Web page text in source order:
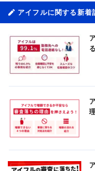
アイフルに関する新着